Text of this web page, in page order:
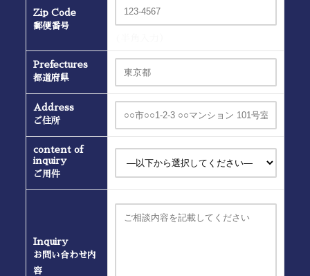
Zip Code
郵便番号
Prefectures
都道府県
Address
ご住所
content of
inquiry
ご用件
Inquiry
お問い合わせ内
容